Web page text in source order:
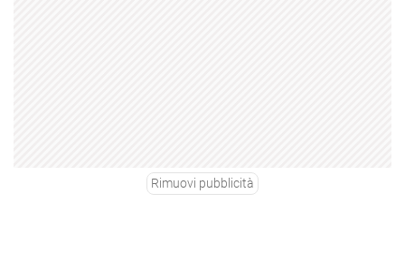
Rimuovi pubblicità